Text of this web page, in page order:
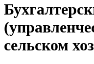
сельском